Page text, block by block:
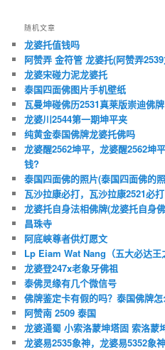
随机文章
龙婆托值钱吗
阿赞弄 金符管 龙婆托(阿赞弄
龙婆宋碰力泥龙婆托
泰国四面佛图片手机壁纸
瓦曼坤碰佛历2531真莱版崇迪佛牌
龙婆川2544第一期坤平夹
纯黄金泰国佛牌龙婆托佛吗
龙婆醒2562坤平，龙婆醒2562坤
钱?
泰国四面佛的照片(泰国四面佛的
瓦沙拉康必打，瓦沙拉康2521必
龙婆托自身法相佛牌(龙婆托自身
昌珠寺
阿底峡尊者供灯愿文
Lp Eiam Wat Nang（五大必达王
龙婆登247x老象牙佛祖
泰佛灵缘有几个微信号
佛牌鉴定卡有假的吗？泰国佛牌
阿赞南 2509 泰国
龙婆通蜀 小索洛蒙坤塔固 索洛蒙
龙婆易2535象神，龙婆易5352象